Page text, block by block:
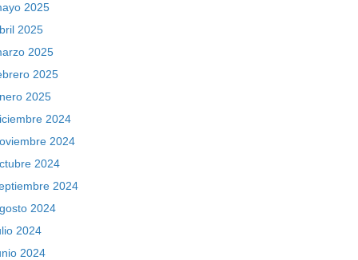
2025
2025
2025
2025
2025
2024
2024
2024
2024
2024
2024
2024